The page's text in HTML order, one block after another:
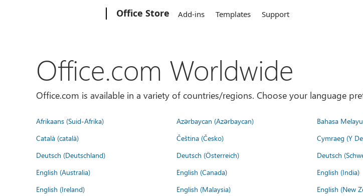
Office Store Add-ins Templates Support
Office.com Worldwide
Office.com is available in a variety of countries/regions. Choose your language
Afrikaans (Suid-Afrika) Azərbaycan (Azərbaycan) Bahasa
Català (català)
Čeština (Česko) Cymraeg (Y
Deutsch (Deutschland)
Deutsch (Österreich) Deutsch
English (Australia)
English (Canada) English (India)
English (Ireland)
English (Malaysia) English (New